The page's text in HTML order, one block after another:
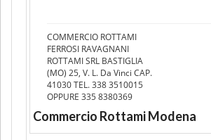
COMMERCIO ROTTAMI
FERROSI RAVAGNANI
ROTTAMI SRL BASTIGLIA
(MO) 25, V. L. Da Vinci CAP.
41030 TEL. 338 3510015
OPPURE 335 8380369
Commercio Rottami Modena